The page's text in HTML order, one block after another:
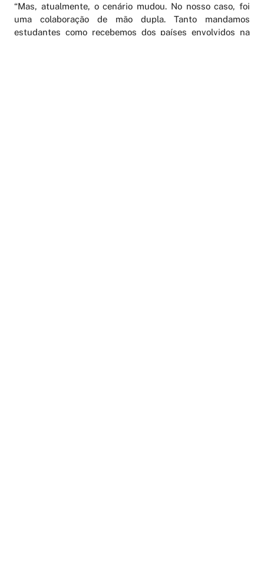
“Mas, atualmente, o cenário mudou. No nosso caso, foi
uma colaboração de mão dupla. Tanto mandamos
estudantes como recebemos dos países envolvidos na